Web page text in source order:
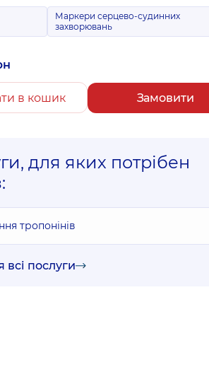
Маркери серцево-судинних
захворювань
в кошик Замовити
для яких потрібен
тропонінів
всі послуги